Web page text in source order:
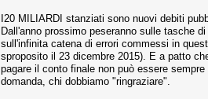
I20 MILIARDI stanziati sono nuovi debiti
Dall'anno prossimo peseranno sulle tasche
sull'infinita catena di errori commessi in
sproposito il 23 dicembre 2015). E a patto
pagare il conto finale non può essere
domanda, chi dobbiamo "ringraziare".